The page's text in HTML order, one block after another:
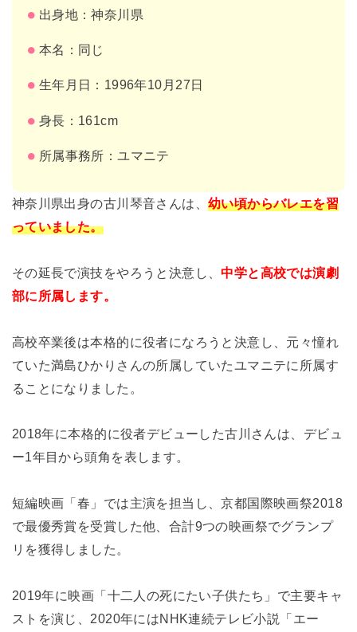
出身地：神奈川県
本名：同じ
生年月日：1996年10月27日
身長：161cm
所属事務所：ユマニテ
神奈川県出身の古川琴音さんは、幼い頃からバレエを習
っていました。
その延長で演技をやろうと決意し、中学と高校では演劇
部に所属します。
高校卒業後は本格的に役者になろうと決意し、元々憧れ
ていた満島ひかりさんの所属していたユマニテに所属す
ることになりました。
2018年に本格的に役者デビューした古川さんは、デビュ
ー1年目から頭角を表します。
短編映画「春」では主演を担当し、京都国際映画祭2018
で最優秀賞を受賞した他、合計9つの映画祭でグランプ
リを獲得しました。
2019年に映画「十二人の死にたい子供たち」で主要キャ
ストを演じ、2020年にはNHK連続テレビ小説「エー